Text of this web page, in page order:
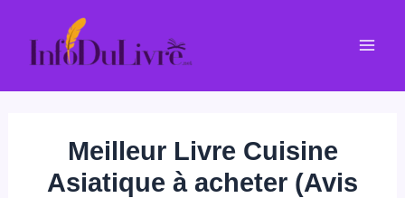
contenu
Meilleur Livre Cuisine
Asiatique à acheter (Avis